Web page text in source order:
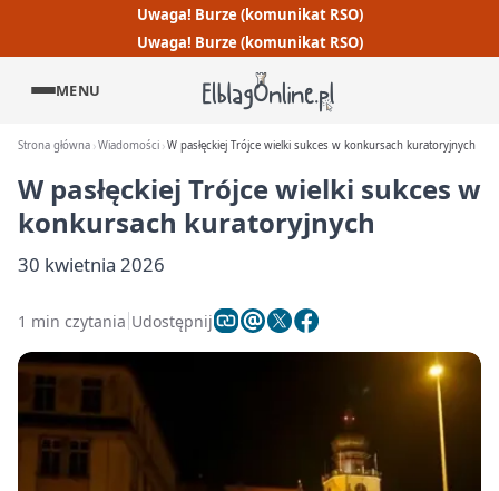
Uwaga! Burze (komunikat RSO)
Uwaga! Burze (komunikat RSO)
MENU
Strona główna Wiadomości W pasłęckiej Trójce wielki sukces w konkursach kuratoryjnych
W pasłęckiej Trójce wielki sukces w
konkursach kuratoryjnych
30 kwietnia 2026
1 min czytania Udostępnij